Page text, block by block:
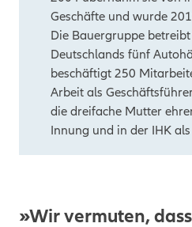
Geschäfte und wurde
Die Bauergruppe
Deutschlands fünf
beschäftigt 250
Arbeit als
die dreifache Mutter
Innung und in der IHK
»Wir vermuten,